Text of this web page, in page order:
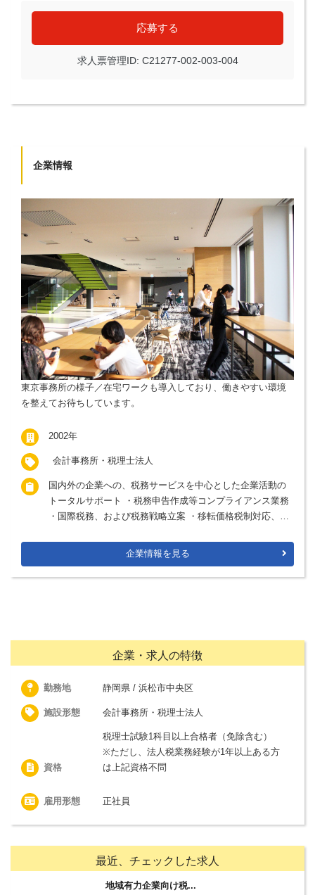
応募する
求人票管理ID: C21277-002-003-004
企業情報
東京事務所の様子／在宅ワークも導入しており、働きやすい環境
を整えてお待ちしています。
2002年
会計事務所・税理士法人
国内外の企業への、税務サービスを中心とした企業活動の
トータルサポート ・税務申告作成等コンプライアンス業務
・国際税務、および税務戦略立案 ・移転価格税制対応、組
企業情報を見る
企業・求人の特徴
勤務地 静岡県 / 浜松市中央区
施設形態 会計事務所・税理士法人
資格
税理士試験1科目以上合格者（免除含む）
※ただし、法人税業務経験が1年以上ある方
は上記資格不問
雇用形態 正社員
最近、チェックした求人
地域有力企業向け税...